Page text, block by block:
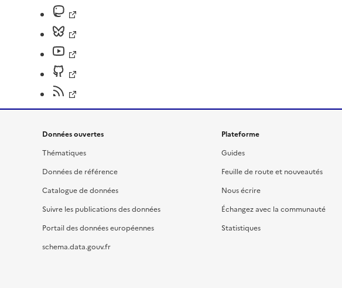
Données ouvertes
Thématiques
Données de référence
Catalogue de données
Suivre les publications des données
Portail des données européennes
schema.data.gouv.fr
Plateforme
Guides
Feuille de route et nouveautés
Nous écrire
Échangez avec la communauté
Statistiques